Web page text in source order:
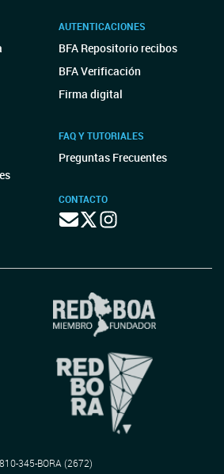
AUTENTICACIONES
BFA Repositorio recibos
BFA Verificación
Firma digital
FAQ Y TUTORIALES
Preguntas Frecuentes
CONTACTO
345-BORA (2672)